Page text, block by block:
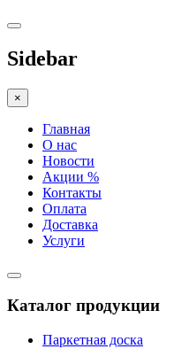
Sidebar
×
Главная
О нас
Новости
Акции %
Контакты
Оплата
Доставка
Услуги
Каталог продукции
Паркетная доска